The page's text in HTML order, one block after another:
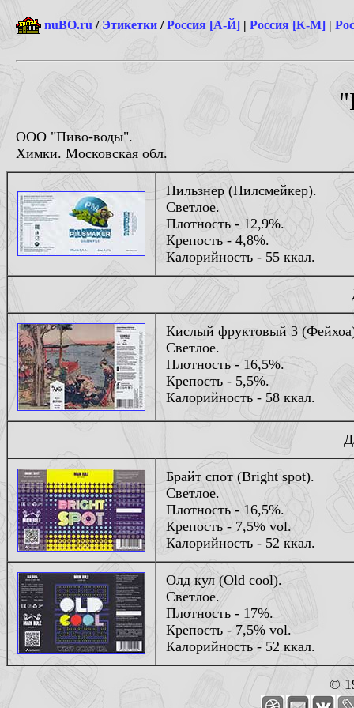
nuBO.ru /Этикетки /Россия [А-Й] | Россия [К-М] |
ООО "Пиво-воды".
Химки. Московская обл.
Пильзнер (Пилсмейкер).
Светлое.
Плотность - 12,9%.
Крепость - 4,8%.
Калорийность - 55 ккал.
Кислый фруктовый 3
Светлое.
Плотность - 16,5%.
Крепость - 5,5%.
Калорийность - 58 ккал.
Брайт спот (Bright spot).
Светлое.
Плотность - 16,5%.
Крепость - 7,5% vol.
Калорийность - 52 ккал.
Олд кул (Old cool).
Светлое.
Плотность - 17%.
Крепость - 7,5% vol.
Калорийность - 52 ккал.
©